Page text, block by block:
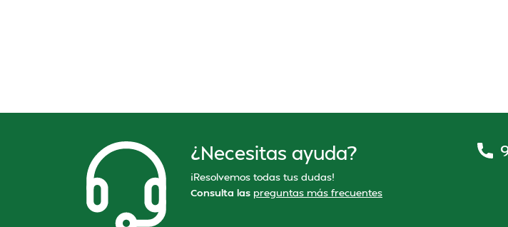
¿Necesitas ayuda?
¡Resolvemos todas tus dudas!
Consulta las preguntas más frecuentes